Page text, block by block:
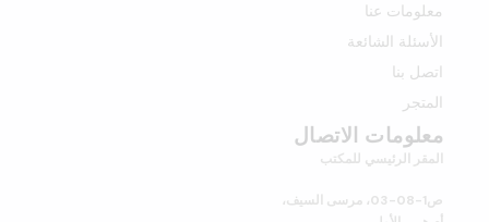
معلومات عنا
الأسئلة الشائعة
اتصل بنا
المتجر
معلومات الاتصال
المقر الرئيسي للمكتب
ص1-08-03، مرسى السيف،